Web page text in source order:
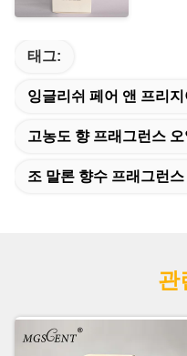
태그:
잉글리쉬 페어 앤 프리
고농도 향 프래그런스 오
조 말론 향수 프래그런스
관